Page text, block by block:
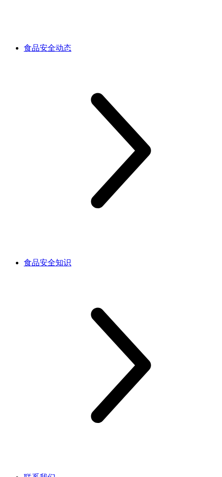
食品安全动态
食品安全知识